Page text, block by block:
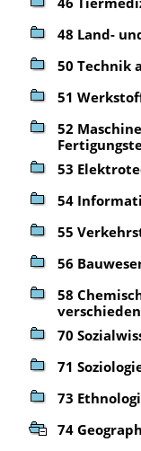
48 Land-
50 Technik
51
52
53
54
55
56
58
70
71
73
74